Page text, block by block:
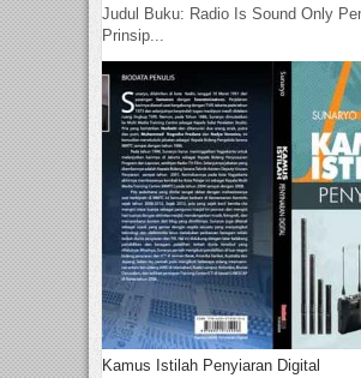
Judul Buku: Radio Is Sound Only
Prinsip...
Kamus Istilah Penyiaran Digital